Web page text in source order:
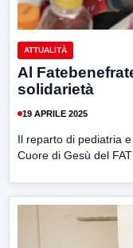
ATTUALITÀ
Al
solidarietà
19 APRILE 2025
Il reparto di pediatria
Cuore di Gesù del